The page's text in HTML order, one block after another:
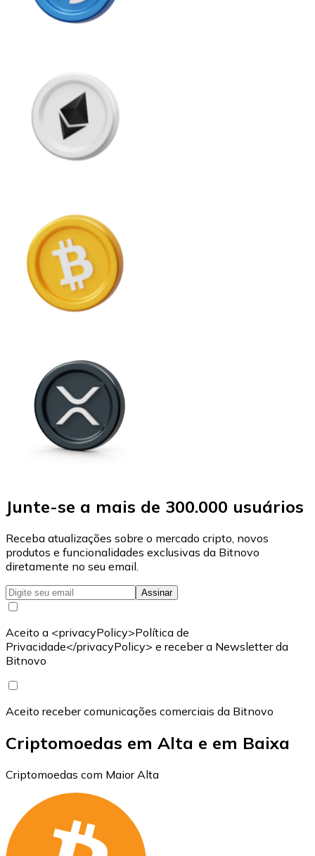
Junte-se a mais de 300.000 usuários
Receba atualizações sobre o mercado cripto, novos
produtos e funcionalidades exclusivas da Bitnovo
diretamente no seu email.
Assinar
Aceito a <privacyPolicy>Política de
Privacidade</privacyPolicy> e receber a Newsletter da
Bitnovo
Aceito receber comunicações comerciais da Bitnovo
Criptomoedas em Alta e em Baixa
Criptomoedas com Maior Alta